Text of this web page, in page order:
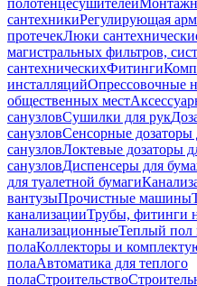
полотенцесушителей
сантехникиРегулирующая
протечекЛюки
магистральных фильтров,
сантехническихФитинги
инсталляцийОпрессовочные
общественных мест
санузловСушилки для рук
санузловСенсорные
санузловЛоктевые дозаторы
санузловДиспенсеры для
для туалетной бумаги
вантузыПрочистные машины
канализацииТрубы, фитинги
канализационныеТеплый пол
полаКоллекторы и
полаАвтоматика для теплого
полаСтроительство